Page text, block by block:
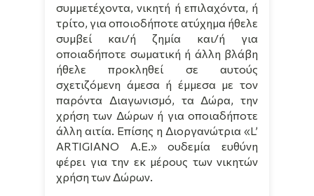
συμμετέχοντα, νικητή ή επιλαχόντα, ή
τρίτο, για οποιοδήποτε ατύχημα ήθελε
συμβεί και/ή ζημία και/ή για
οποιαδήποτε σωματική ή άλλη βλάβη
ήθελε προκληθεί σε αυτούς
σχετιζόμενη άμεσα ή έμμεσα με τον
παρόντα Διαγωνισμό, τα Δώρα, την
χρήση των Δώρων ή για οποιαδήποτε
άλλη αιτία. Επίσης η Διοργανώτρια «L’
ARTIGIANO
A.E.» ουδεμία ευθύνη
φέρει για την εκ μέρους των νικητών
χρήση των Δώρων.